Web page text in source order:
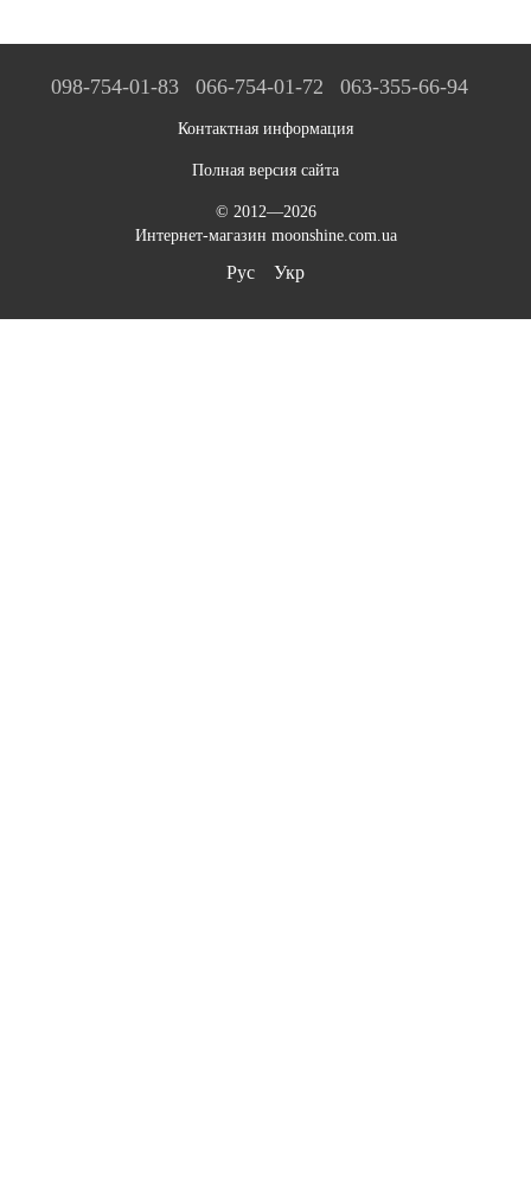
098-754-01-83 066-754-01-72 063-355-66-94
Контактная информация
Полная версия сайта
© 2012—2026
Интернет-магазин moonshine.com.ua
Рус Укр